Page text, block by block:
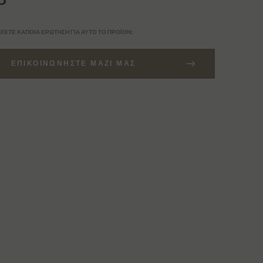
ΚΆΠΟΙΑ ΕΡΏΤΗΣΗ ΓΙΑ ΑΥΤΌ ΤΟ ΠΡΟΪΌΝ;
ΕΠΙΚΟΙΝΩΝΉΣΤΕ ΜΑΖΊ ΜΑΣ